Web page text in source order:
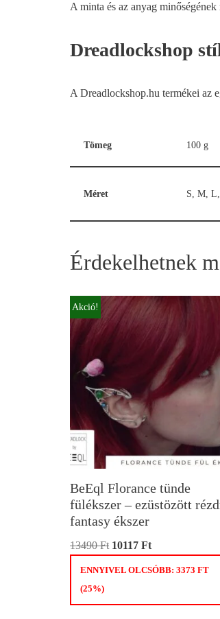
A minta és az anyag
Dreadlockshop
A Dreadlockshop.hu termékei az
Tömeg 100 g
Méret S, M,
Érdekelhetnek
Akció!
BeEql Florance tünde
fülékszer – ezüstözött
fantasy ékszer
13490Ft 10117 Ft
ENNYIVEL OLCSÓBB: 3373 FT
(25%)